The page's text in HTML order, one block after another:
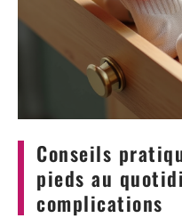
Conseils
pieds au
complications